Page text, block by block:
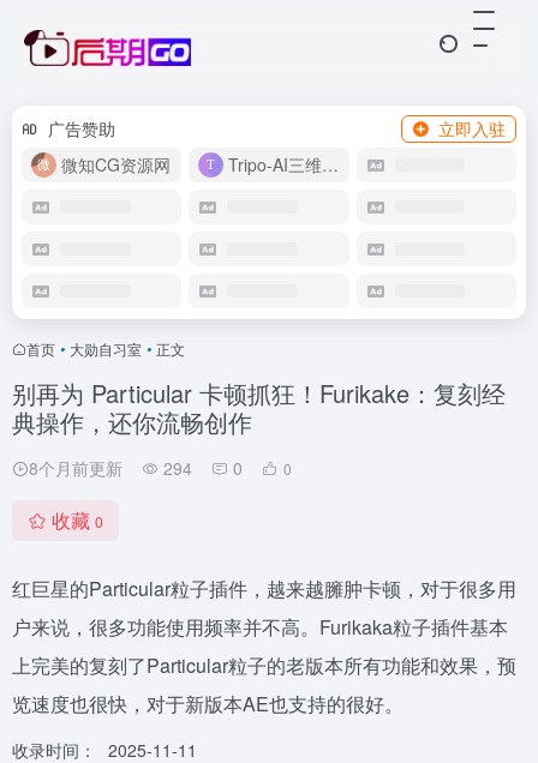
广告赞助
立即入驻
微知CG资源网
Tripo-AI三维模型
首页 • 大勋自习室 • 正文
别再为 Particular 卡顿抓狂！Furikake：复刻经
典操作，还你流畅创作
8个月前更新 294 0 0
收藏 0
红巨星的Particular粒子插件，越来越臃肿卡顿，对于很多用
户来说，很多功能使用频率并不高。Furikaka粒子插件基本
上完美的复刻了Particular粒子的老版本所有功能和效果，预
览速度也很快，对于新版本AE也支持的很好。
收录时间：
2025-11-11